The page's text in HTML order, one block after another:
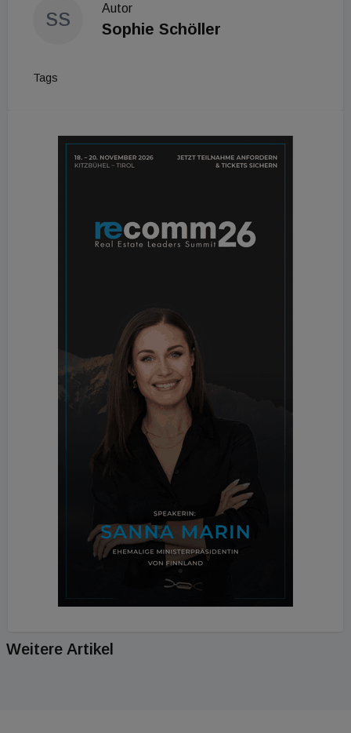
SS
Autor
Sophie Schöller
Tags
Weitere Artikel